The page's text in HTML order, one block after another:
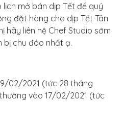
mở bán dịp Tết để quý
đặt hàng cho dịp Tết Tân
hãy liên hệ Chef Studio sớm
bị chu đáo nhất ạ.
02/2021 (tức 28 tháng
vào 17/02/2021 (tức